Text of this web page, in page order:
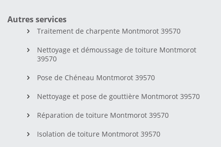
Autres services
Traitement de charpente Montmorot 39570
Nettoyage et démoussage de toiture Montmorot
39570
Pose de Chéneau Montmorot 39570
Nettoyage et pose de gouttière Montmorot 39570
Réparation de toiture Montmorot 39570
Isolation de toiture Montmorot 39570